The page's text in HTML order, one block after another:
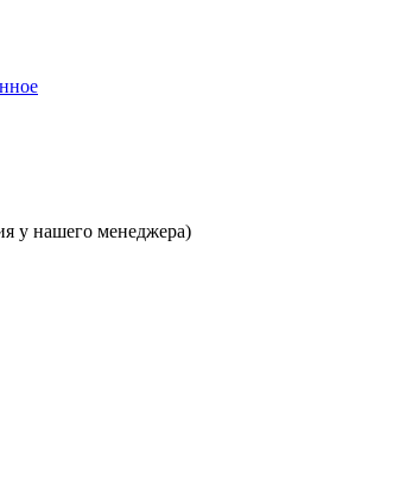
у нашего менеджера)